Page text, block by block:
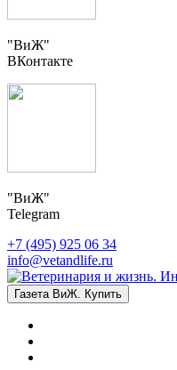
"ВиЖ"
ВКонтакте
"ВиЖ"
Telegram
+7 (495) 925 06 34
info@vetandlife.ru
Газета ВиЖ. Купить